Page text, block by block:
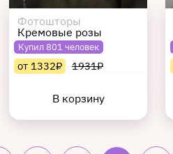
Фотошторы
Кремовые розы
Купил 801 человек
от 1332₽ 1931₽
В корзину